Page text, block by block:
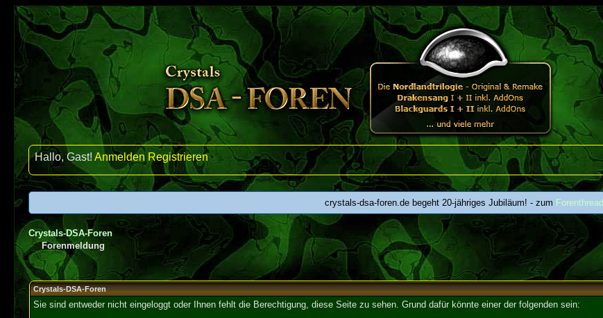
Hallo, Gast!Anmelden Registrieren
crystals-dsa-foren.de begeht 20-jähriges Jubiläum! - zum Forenthread
Crystals-DSA-Foren
Forenmeldung
Crystals-DSA-Foren
Sie sind entweder nicht eingeloggt oder Ihnen fehlt die Berechtigung, diese Seite zu sehen. Grund dafür könnte einer der folgenden sein: